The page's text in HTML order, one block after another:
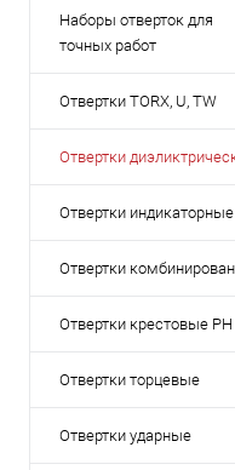
Наборы отверток для
точных работ
Отвертки TORX, U, TW
Отвертки
Отвертки индикаторные
Отвертки
Отвертки крестовые PH
Отвертки торцевые
Отвертки ударные